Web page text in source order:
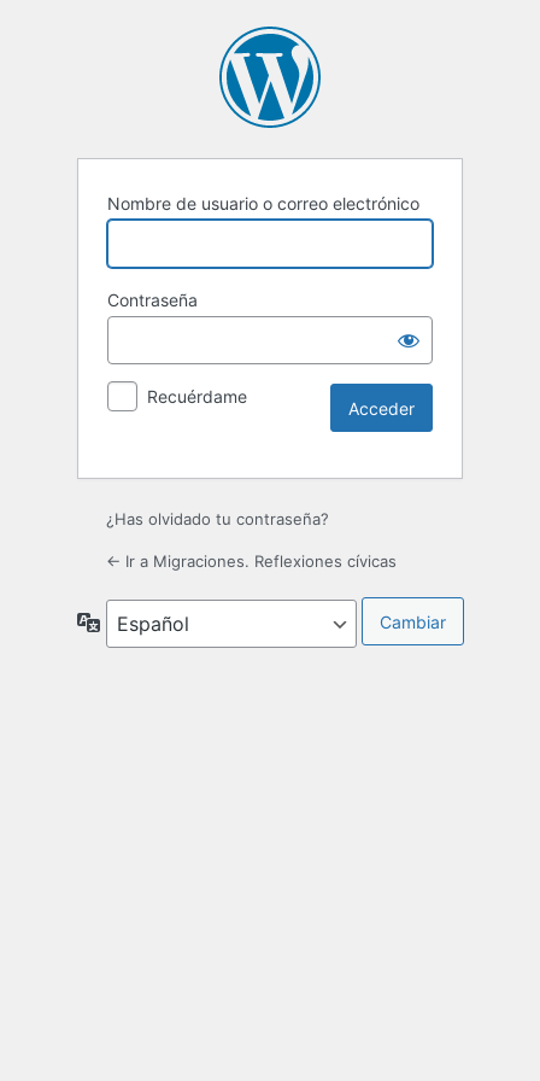
Nombre de usuario o correo electrónico
Contraseña
Recuérdame
¿Has olvidado tu contraseña?
← Ir a Migraciones. Reflexiones cívicas
Idioma